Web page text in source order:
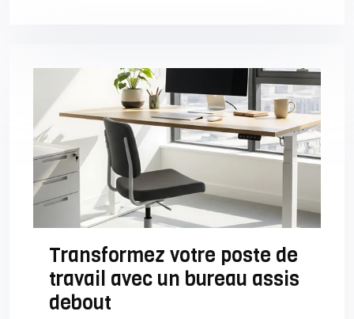
Transformez votre poste de
travail avec un bureau assis
debout